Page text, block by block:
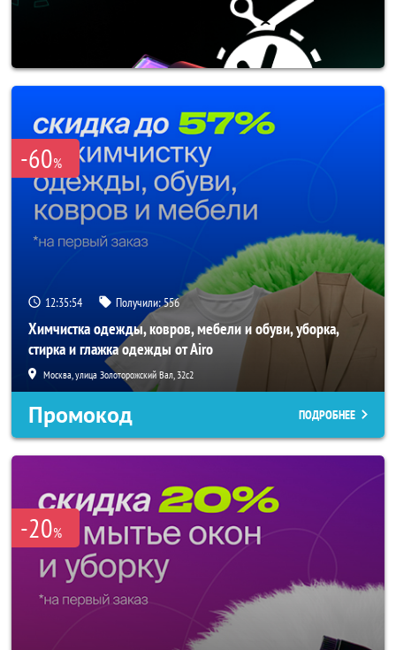
-60%
12:35:54 Получили:556
Химчистка одежды, ковров, мебели и обуви, уборка,
стирка и глажка одежды от Airo
Москва, улица Золоторожский Вал, 32с2
Промокод ПОДРОБНЕЕ
-20%